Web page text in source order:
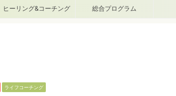
ヒーリング&コーチング 総合プログラム
ライフコーチング